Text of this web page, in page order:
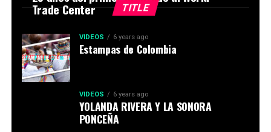
TITLE
Trade Center
VIDEOS 6 years ago
Estampas de Colombia
VIDEOS 6 years ago
YOLANDA RIVERA Y LA SONORA
PONCEÑA